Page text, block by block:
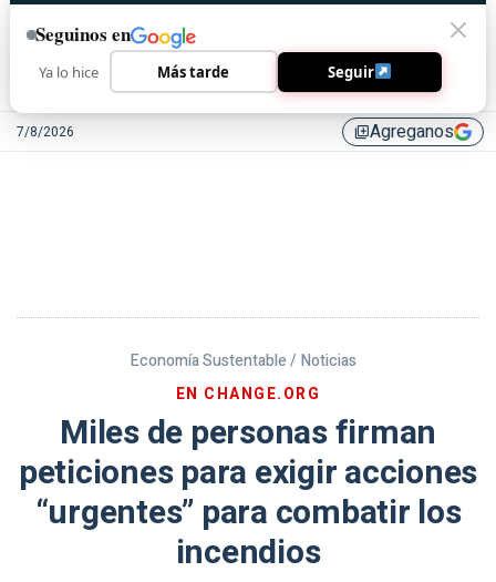
7/8/2026 library_addAgreganos
Economía Sustentable / Noticias
EN CHANGE.ORG
Miles de personas firman
peticiones para exigir acciones
“urgentes” para combatir los
incendios
Seguinos en
Ya lo hice Más tarde Seguir